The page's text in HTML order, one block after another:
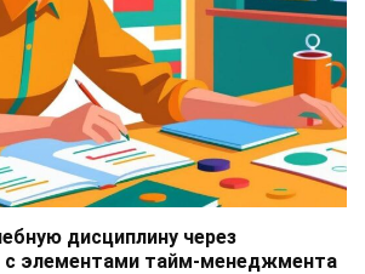
дисциплину через
с элементами тайм-менеджмента